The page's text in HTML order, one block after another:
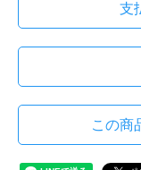
支
この商